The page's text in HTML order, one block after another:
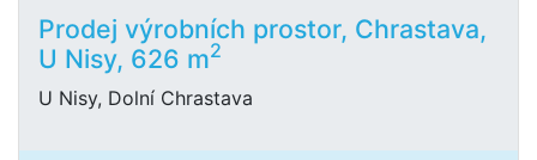
Prodej výrobních prostor, Chrastava,
U Nisy, 626 m2
U Nisy, Dolní Chrastava